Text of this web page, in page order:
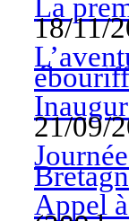
La
18/11/
21/09/
Appel